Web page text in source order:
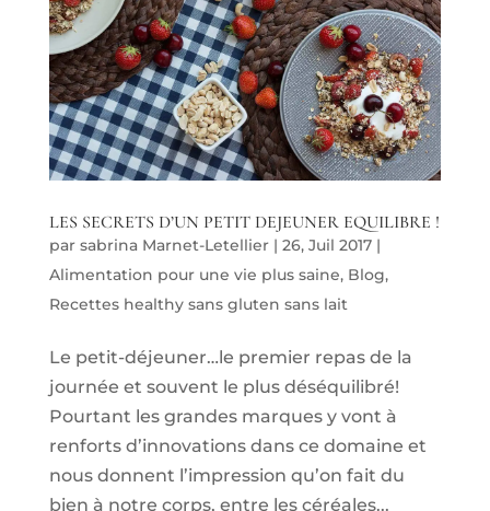
LES SECRETS D’UN PETIT DEJEUNER EQUILIBRE !
par sabrina Marnet-Letellier| 26, Juil 2017|
Alimentation pour une vie plus saine, Blog,
Recettes healthy sans gluten sans lait
Le petit-déjeuner…le premier repas de la
journée et souvent le plus déséquilibré!
Pourtant les grandes marques y vont à
renforts d’innovations dans ce domaine et
nous donnent l’impression qu’on fait du
bien à notre corps, entre les céréales...